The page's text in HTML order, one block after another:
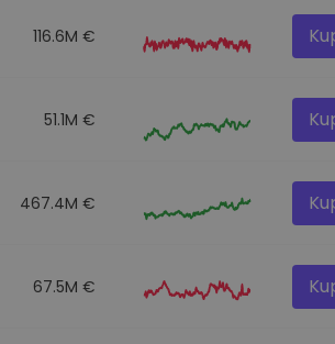
116.6M €
51.1M €
467.4M €
67.5M €